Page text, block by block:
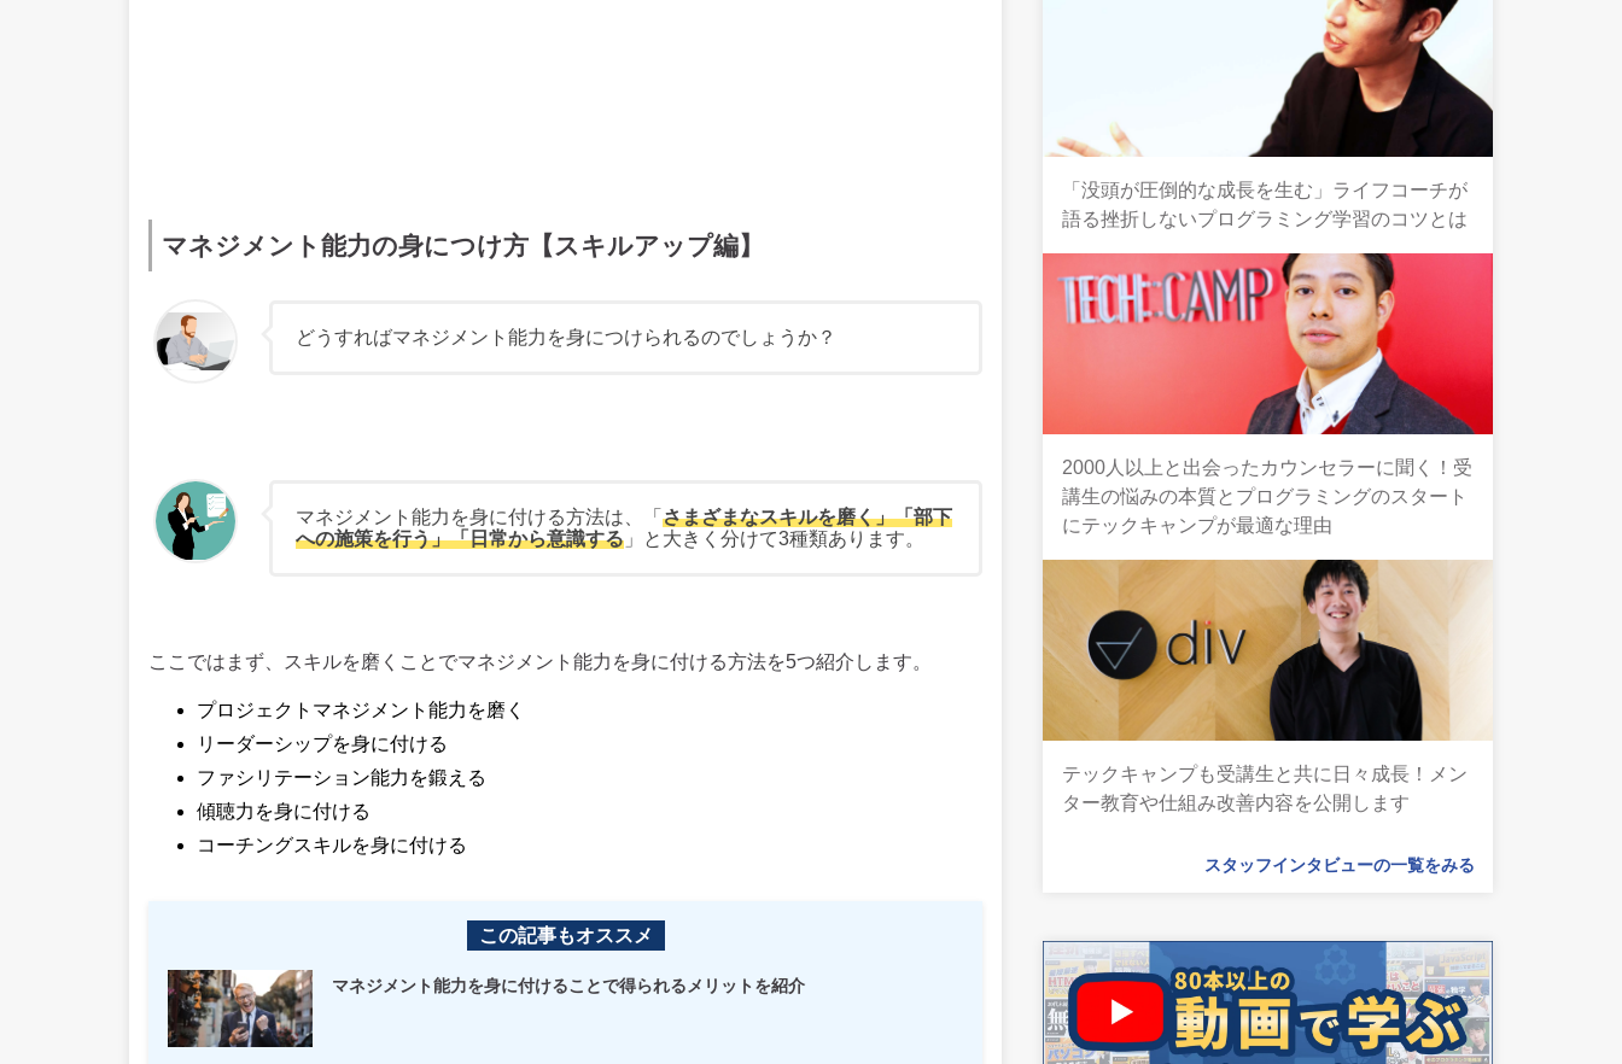
マネジメント能力の身につけ方【スキルアップ編】
どうすればマネジメント能力を身につけられるのでしょうか？
マネジメント能力を身に付ける方法は、「さまざまなスキルを磨く」「部下
への施策を行う」「日常から意識する 」と大きく分けて3種類あります。
ここではまず、スキルを磨くことでマネジメント能力を身に付ける方法を5つ紹介します。
プロジェクトマネジメント能力を磨く
リーダーシップを身に付ける
ファシリテーション能力を鍛える
傾聴力を身に付ける
コーチングスキルを身に付ける
この記事もオススメ
マネジメント能力を身に付けることで得られるメリットを紹介
「没頭が圧倒的な成長を生む」ライフコーチが
語る挫折しないプログラミング学習のコツとは
2000人以上と出会ったカウンセラーに聞く！受
講生の悩みの本質とプログラミングのスタート
にテックキャンプが最適な理由
テックキャンプも受講生と共に日々成長！メン
ター教育や仕組み改善内容を公開します
スタッフインタビューの一覧をみる